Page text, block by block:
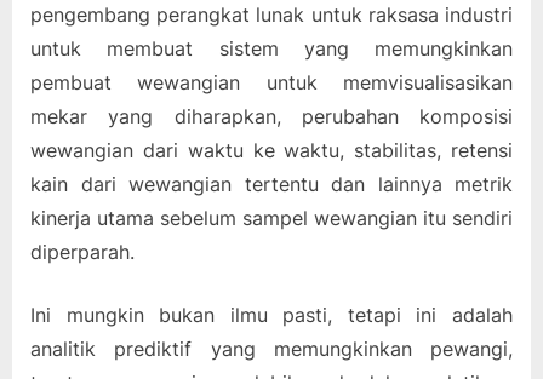
pengembang perangkat lunak untuk raksasa industri
untuk membuat sistem yang memungkinkan
pembuat wewangian untuk memvisualisasikan
mekar yang diharapkan, perubahan komposisi
wewangian dari waktu ke waktu, stabilitas, retensi
kain dari wewangian tertentu dan lainnya metrik
kinerja utama sebelum sampel wewangian itu sendiri
diperparah.
Ini mungkin bukan ilmu pasti, tetapi ini adalah
analitik prediktif yang memungkinkan pewangi,